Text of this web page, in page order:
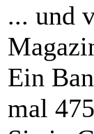
... und
Ein
mal